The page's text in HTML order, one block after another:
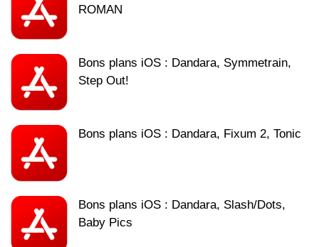
ROMAN
Bons plans iOS : Dandara, Symmetrain,
Step Out!
Bons plans iOS : Dandara, Fixum 2, Tonic
Bons plans iOS : Dandara, Slash/Dots,
Baby Pics